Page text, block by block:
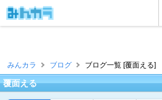
みんカラ ブログ ブログ一覧 [覆面える]
覆面える